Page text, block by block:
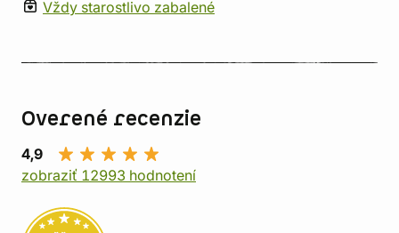
Vždy starostlivo zabalené
Overené recenzie
4,9
zobraziť 12993 hodnotení